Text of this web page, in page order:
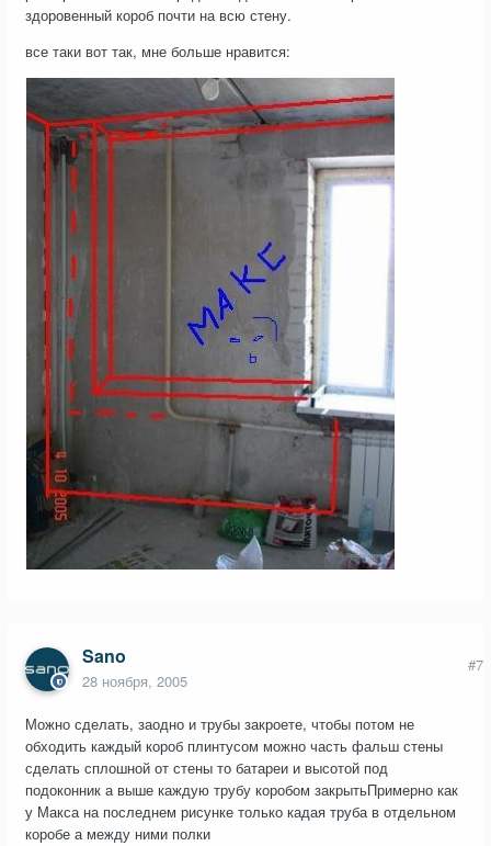
здоровенный короб почти на всю стену.
все таки вот так, мне больше нравится:
Sano
28 ноября, 2005
#7
Можно сделать, заодно и трубы закроете, чтобы потом не
обходить каждый короб плинтусом можно часть фальш стены
сделать сплошной от стены то батареи и высотой под
подоконник а выше каждую трубу коробом закрытьПримерно как
у Макса на последнем рисунке только кадая труба в отдельном
коробе а между ними полки